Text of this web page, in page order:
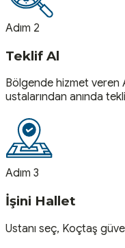
Adım 2
Teklif Al
Bölgende hizmet veren
ustalarından anında
Adım 3
İşini Hallet
Ustanı seç, Koçtaş